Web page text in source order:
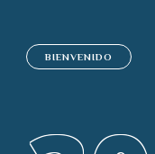
BIENVENIDO